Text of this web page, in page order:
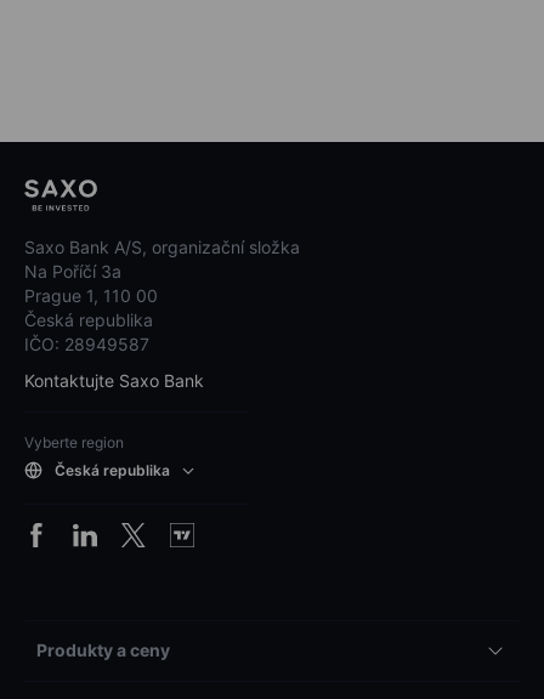
Saxo Bank A/S, organizační složka
Na Poříčí 3a
Prague 1, 110 00
Česká republika
IČO: 28949587
Kontaktujte Saxo Bank
Vyberte region
Česká republika
Produkty a ceny